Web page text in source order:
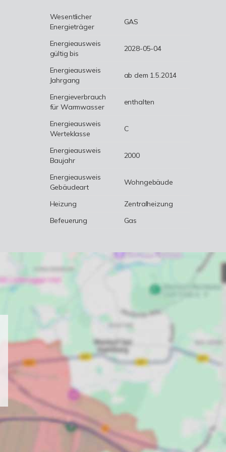
Wesentlicher
Energieträger
GAS
Energieausweis
gültig bis
2028-05-04
Energieausweis
Jahrgang
ab dem 1.5.2014
Energieverbrauch
für Warmwasser
enthalten
Energieausweis
Werteklasse
C
Energieausweis
Baujahr
2000
Energieausweis
Gebäudeart
Wohngebäude
Heizung
Zentralheizung
Befeuerung
Gas